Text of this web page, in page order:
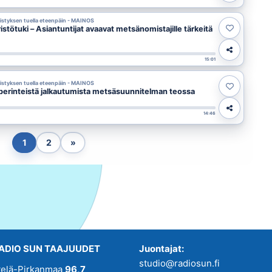
tuella eteenpäin - MAINOS
– Asiantuntijat avaavat metsänomistajille tärkeitä
15:01
tuella eteenpäin - MAINOS
jalkautumista metsäsuunnitelman teossa
14:46
1 2 »
SUN TAAJUUDET
Pirkanmaa 96,7
Juontajat:
studio@radiosun.fi